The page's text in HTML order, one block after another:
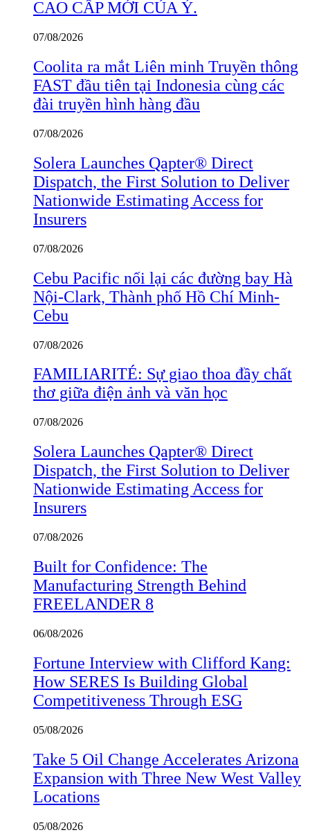
CAO CẤP MỚI CỦA Ý.
07/08/2026
Coolita ra mắt Liên minh Truyền thông
FAST đầu tiên tại Indonesia cùng các
đài truyền hình hàng đầu
07/08/2026
Solera Launches Qapter® Direct
Dispatch, the First Solution to Deliver
Nationwide Estimating Access for
Insurers
07/08/2026
Cebu Pacific nối lại các đường bay Hà
Nội-Clark, Thành phố Hồ Chí Minh-
Cebu
07/08/2026
FAMILIARITÉ: Sự giao thoa đầy chất
thơ giữa điện ảnh và văn học
07/08/2026
Solera Launches Qapter® Direct
Dispatch, the First Solution to Deliver
Nationwide Estimating Access for
Insurers
07/08/2026
Built for Confidence: The
Manufacturing Strength Behind
FREELANDER 8
06/08/2026
Fortune Interview with Clifford Kang:
How SERES Is Building Global
Competitiveness Through ESG
05/08/2026
Take 5 Oil Change Accelerates Arizona
Expansion with Three New West Valley
Locations
05/08/2026